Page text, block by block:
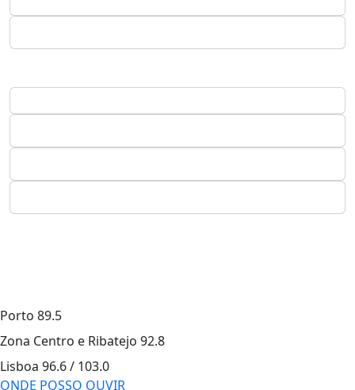
Porto 89.5
Zona Centro e Ribatejo 92.8
Lisboa 96.6 / 103.0
ONDE POSSO OUVIR